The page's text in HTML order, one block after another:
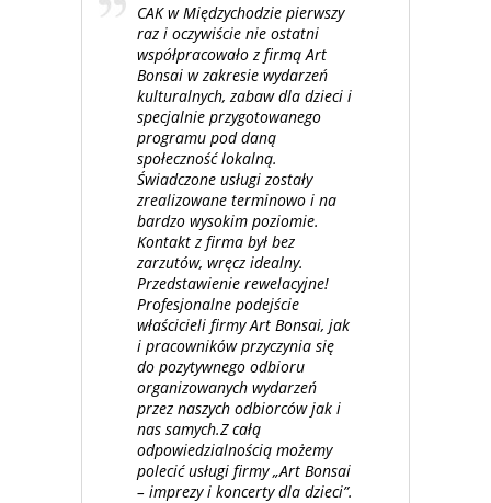
CAK w Międzychodzie pierwszy
raz i oczywiście nie ostatni
współpracowało z firmą Art
Bonsai w zakresie wydarzeń
kulturalnych, zabaw dla dzieci i
specjalnie przygotowanego
programu pod daną
społeczność lokalną.
Świadczone usługi zostały
zrealizowane terminowo i na
bardzo wysokim poziomie.
Kontakt z firma był bez
zarzutów, wręcz idealny.
Przedstawienie rewelacyjne!
Profesjonalne podejście
właścicieli firmy Art Bonsai, jak
i pracowników przyczynia się
do pozytywnego odbioru
organizowanych wydarzeń
przez naszych odbiorców jak i
nas samych.Z całą
odpowiedzialnością możemy
polecić usługi firmy „Art Bonsai
– imprezy i koncerty dla dzieci”.